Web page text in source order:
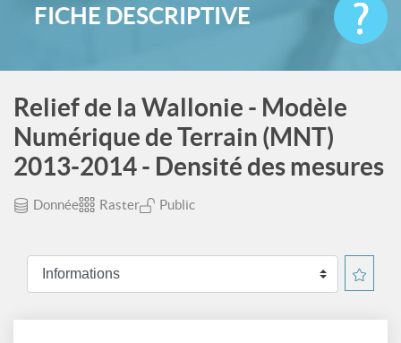
FICHE DESCRIPTIVE
Relief de la Wallonie - Modèle
Numérique de Terrain (MNT)
2013-2014 - Densité des mesures
Donnée Raster Public